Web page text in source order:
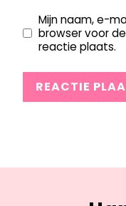
Mijn naam, e-
browser voor
reactie plaats.